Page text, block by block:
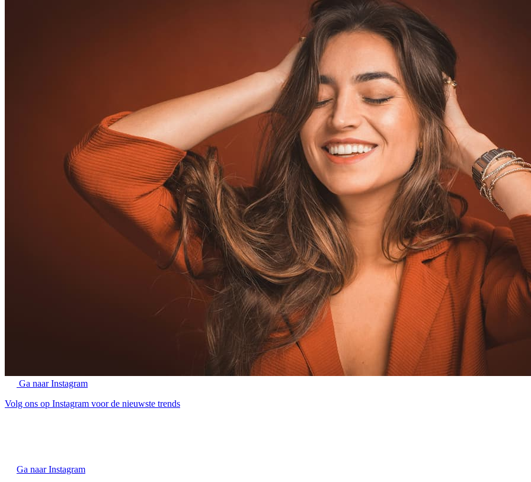
Ga naar Instagram
Volg ons op Instagram voor de nieuwste trends
Ga naar Instagram